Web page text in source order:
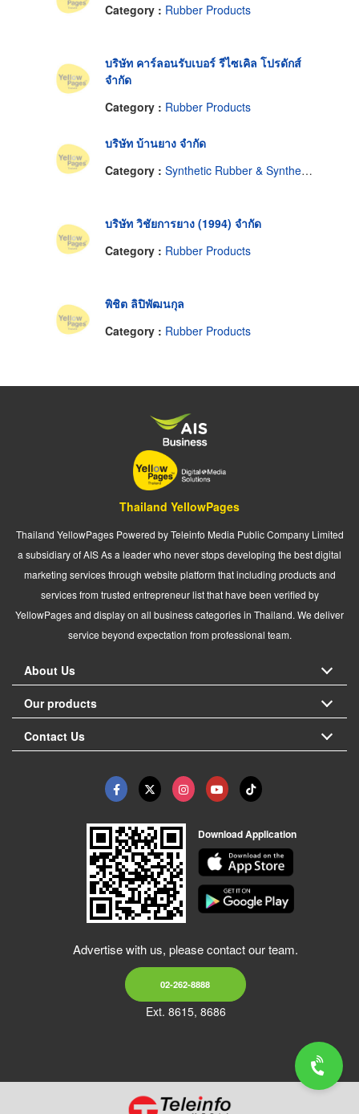
Category : Rubber Products
บริษัท คาร์ลอนรับเบอร์ รีไซเคิล โปรดักส์
จำกัด
Category : Rubber Products
บริษัท บ้านยาง จำกัด
Category : Synthetic Rubber & Synthetic Rubber Products
บริษัท วิชัยการยาง (1994) จำกัด
Category : Rubber Products
พิชิต ลิปิพัฒนกุล
Category : Rubber Products
Thailand YellowPages
Thailand YellowPages Powered by Teleinfo Media Public Company Limited
a subsidiary of AIS As a leader who never stops developing the best digital
marketing services through website platform that including products and
services from trusted entrepreneur list that have been verified by
YellowPages and display on all business categories in Thailand. We deliver
service beyond expectation from professional team.
About Us
Our products
Contact Us
Download Application
Advertise with us, please contact our team.
02-262-8888
Ext. 8615, 8686